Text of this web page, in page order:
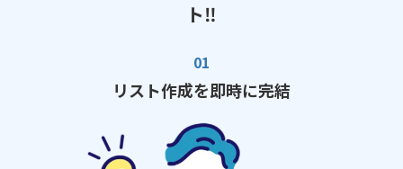
ト‼
リスト作成を即時に完結